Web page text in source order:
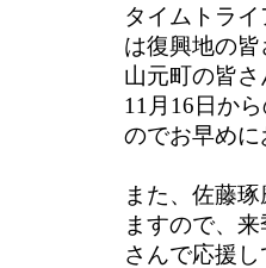
タイムトラ
は復興地の
山元町の皆
11月16日か
のでお早めに
また、佐藤
ますので、
さんで応援し